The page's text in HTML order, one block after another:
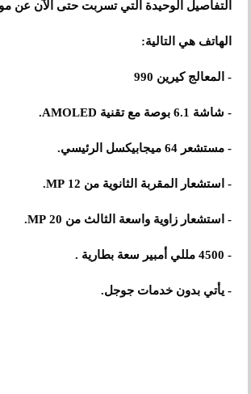
التفاصيل الوحيدة التي تسربت حتى الآن عن
الهاتف هي التالية:
- المعالج كيرين 990
- شاشة 6.1 بوصة مع تقنية AMOLED.
- مستشعر 64 ميجابيكسل الرئيسي.
- استشعار المقربة الثانوية من 12 MP.
- استشعار زاوية واسعة الثالث من 20 MP.
- 4500 مللي أمبير سعة بطارية .
- يأتي بدون خدمات جوجل.